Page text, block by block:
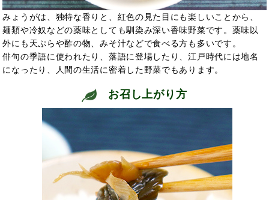
みょうがは、独特な香りと、紅色の見た目にも楽しいことから、
麺類や冷奴などの薬味としても馴染み深い香味野菜です。薬味以
外にも天ぷらや酢の物、みそ汁などで食べる方も多いです。
俳句の季語に使われたり、落語に登場したり、江戸時代には地名
になったり、人間の生活に密着した野菜でもあります。
お召し上がり方